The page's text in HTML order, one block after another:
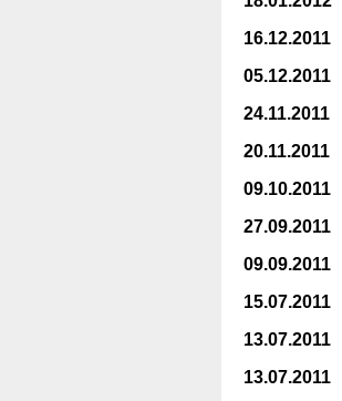
16.12.2011
05.12.2011
24.11.2011
20.11.2011
09.10.2011
27.09.2011
09.09.2011
15.07.2011
13.07.2011
13.07.2011